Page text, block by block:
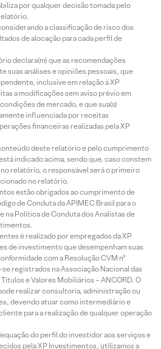
por qualquer decisão tomada pelo
a classificação de risco dos
de alocação para cada perfil de
declara(m) que as recomendações
suas análises e opiniões pessoais, que
inclusive em relação à XP
a modificações sem aviso prévio em
de mercado, e que sua(s)
influenciada por receitas
financeiras realizadas pela XP
deste relatório e pelo cumprimento
indicado acima, sendo que, caso constem
relatório, o responsável será o primeiro
no relatório.
estão obrigados ao cumprimento de
de Conduta da APIMEC Brasil para o
na Política de Conduta dos Analistas de
é realizado por empregados da XP
de investimento que desempenham suas
com a Resolução CVM nº
registrados na Associação Nacional das
e Valores Mobiliários – ANCORD. O
realizar consultoria, administração ou
devendo atuar como intermediário e
para a realização de qualquer operação
do perfil do investidor aos serviços e
pela XP Investimentos, utilizamos a